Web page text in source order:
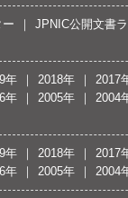
JPNIC公開文書
年 2018年 2017
年 2005年 2004
年 2018年 2017
年 2005年 2004